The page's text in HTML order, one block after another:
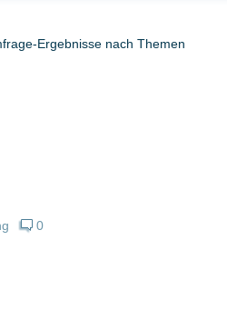
Ergebnisse nach Themen
0